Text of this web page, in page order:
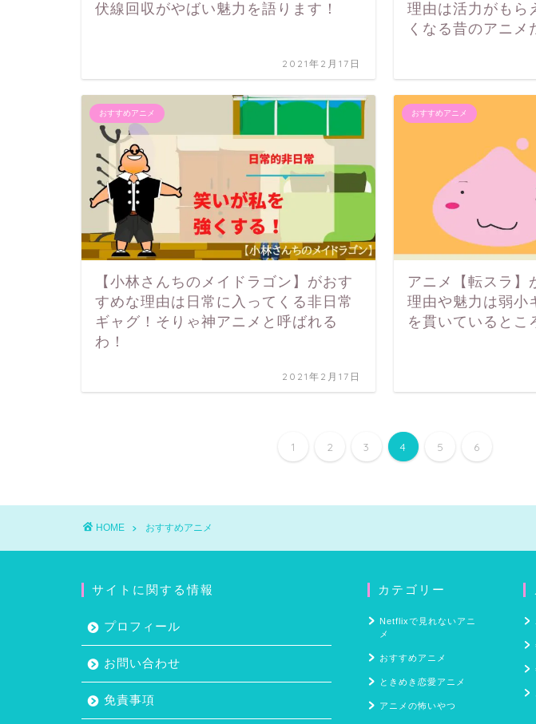
伏線回収がやばい魅力を語ります！
2021年2月17日
理由は活力がもら
くなる昔のアニメ
おすすめアニメ
【小林さんちのメイドラゴン】がおす
すめな理由は日常に入ってくる非日常
ギャグ！そりゃ神アニメと呼ばれる
わ！
2021年2月17日
おすすめアニメ
アニメ【転スラ】
理由や魅力は弱小
を貫いているとこ
1 2 3 4 5 6
HOME おすすめアニメ
サイトに関する情報
プロフィール
お問い合わせ
免責事項
カテゴリー
Netflixで見れないアニ
メ
おすすめアニメ
ときめき恋愛アニメ
アニメの怖いやつ